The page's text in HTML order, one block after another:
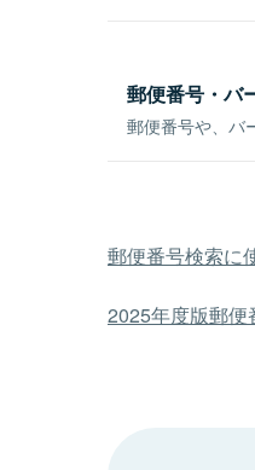
郵便番号・バ
郵便番号や、バ
郵便番号検索に
2025年度版郵便